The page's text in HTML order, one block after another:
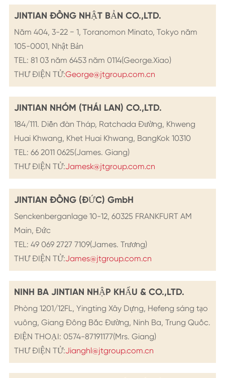
JINTIAN ĐỒNG NHẬT BẢN CO.,LTD.
Năm 404, 3-22 − 1, Toranomon Minato, Tokyo năm
105-0001, Nhật Bản
TEL: 81 03 năm 6453 năm 0114(George.Xiao)
THƯ ĐIỆN TỬ:George@jtgroup.com.cn
JINTIAN NHÓM (THÁI LAN) CO.,LTD.
184/111. Diễn đàn Tháp, Ratchada Đường, Khweng
Huai Khwang, Khet Huai Khwang, BangKok 10310
TEL: 66 2011 0625(James. Giang)
THƯ ĐIỆN TỬ:Jamesk@jtgroup.com.cn
JINTIAN ĐỒNG (ĐỨC) GmbH
Senckenberganlage 10-12, 60325 FRANKFURT AM
Main, Đức
TEL: 49 069 2727 7109(James. Trương)
THƯ ĐIỆN TỬ:James@jtgroup.com.cn
NINH BA JINTIAN NHẬP KHẨU & CO.,LTD.
Phòng 1201/12FL, Yingting Xây Dựng, Hefeng sáng tạo
vuông, Giang Đông Bắc Đường, Ninh Ba, Trung Quốc.
ĐIỆN THOẠI: 0574-87191177(Mrs. Giang)
THƯ ĐIỆN TỬ:Jianghl@jtgroup.com.cn